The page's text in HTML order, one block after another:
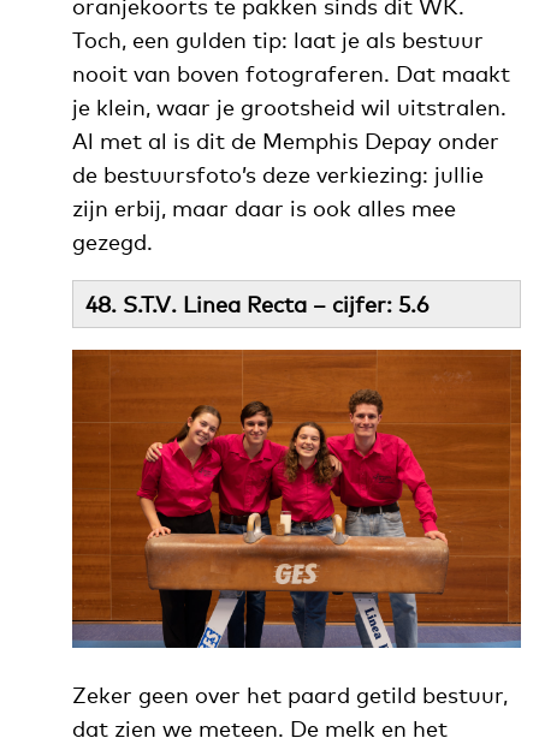
oranjekoorts te pakken sinds dit WK.
Toch, een gulden tip: laat je als bestuur
nooit van boven fotograferen. Dat maakt
je klein, waar je grootsheid wil uitstralen.
Al met al is dit de Memphis Depay onder
de bestuursfoto’s deze verkiezing: jullie
zijn erbij, maar daar is ook alles mee
gezegd.
48. S.T.V. Linea Recta – cijfer: 5.6
Zeker geen over het paard getild bestuur,
dat zien we meteen. De melk en het